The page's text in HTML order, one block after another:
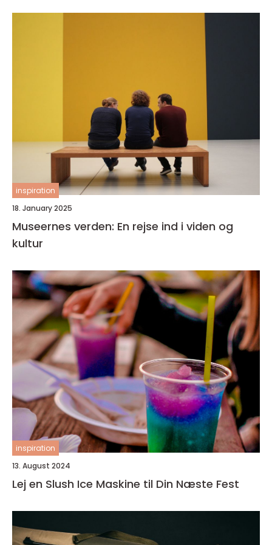
inspiration
18. January 2025
Museernes verden: En rejse ind i viden og
kultur
inspiration
13. August 2024
Lej en Slush Ice Maskine til Din Næste Fest